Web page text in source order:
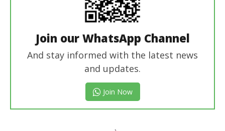
Join our WhatsApp Channel
And stay informed with the latest news
and updates.
Join Now